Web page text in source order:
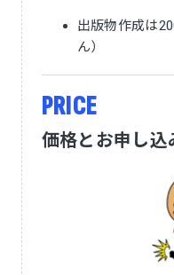
出版物作成は
ん）
PRICE
価格とお申し込